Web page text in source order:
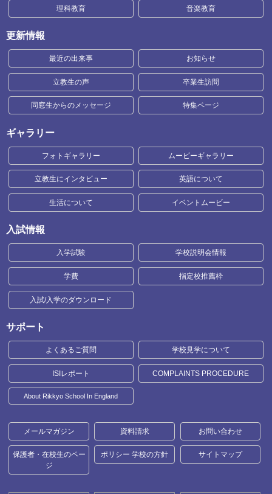
理科教育 音楽教育
更新情報
最近の出来事 お知らせ
立教生の声 卒業生訪問
同窓生からのメッセージ 特集ページ
ギャラリー
フォトギャラリー ムービーギャラリー
立教生にインタビュー 英語について
生活について イベントムービー
入試情報
入学試験 学校説明会情報
学費 指定校推薦枠
入試/入学のダウンロード
サポート
よくあるご質問 学校見学について
ISIレポート COMPLAINTS PROCEDURE
About Rikkyo School In England
メールマガジン 資料請求 お問い合わせ
保護者・在校生のペー
ジ
ポリシー 学校の方針 サイトマップ